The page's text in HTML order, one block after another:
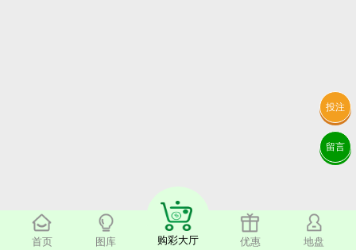
首页 图库 购彩大厅 优惠 地盘
投注
留言